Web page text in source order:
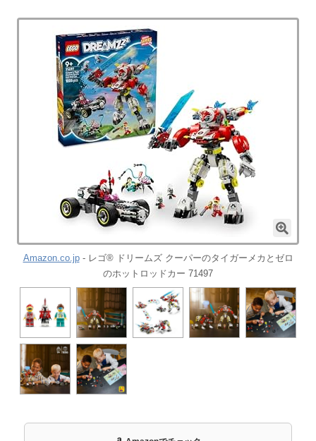
Amazon.co.jp- レゴ® ドリームズ クーパーのタイガーメカとゼロ
のホットロッドカー 71497